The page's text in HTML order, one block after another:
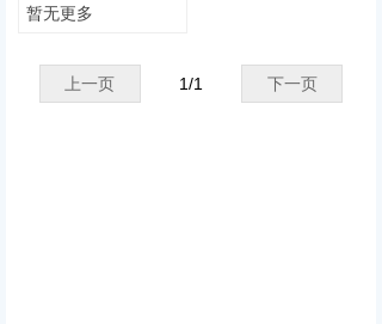
暂无更多
上一页 下一页
1/1